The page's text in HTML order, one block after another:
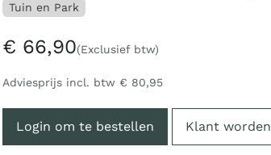
Tuin en Park
€ 66,90(Exclusief btw)
Adviesprijs incl. btw € 80,95
Login om te bestellen Klant worden